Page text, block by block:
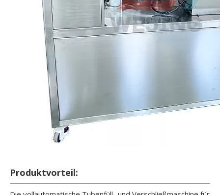
Produktvorteil: